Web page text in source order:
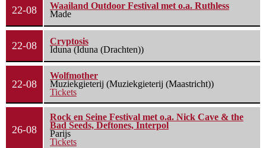
22-08
Waailand Outdoor Festival met o.a. Ruthless
Made
22-08
Cryptosis
Iduna (Iduna (Drachten))
22-08
Wolfmother
Muziekgieterij (Muziekgieterij (Maastricht))
Tickets
26-08
Rock en Seine Festival met o.a. Nick Cave & the
Bad Seeds, Deftones, Interpol
Parijs
Tickets